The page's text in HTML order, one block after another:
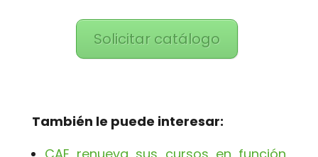
Solicitar catálogo
También le puede interesar: